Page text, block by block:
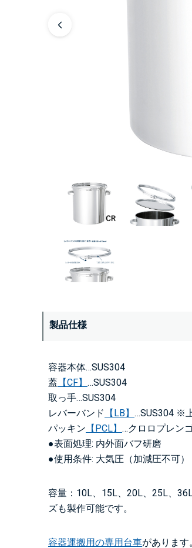
製品仕様
容器本体…SUS304
蓋 【CF】 …SUS304
取っ手…SUS304
レバーバンド
【LB】 …SUS304 ※
パッキン 【PCL】 …クロロプレン
●表面処理: 内外面バフ研磨
●使用条件: 大気圧（加減圧不可）
容量：10L、15L、20L、25L、
ズも製作可能です。
容器運搬用の専用台車があります